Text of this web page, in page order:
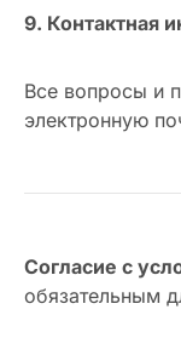
9. Контактная
Все вопросы и
электронную
Согласие с
обязательным